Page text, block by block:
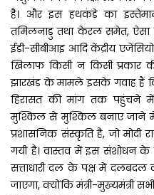
है। और इस हथकंडे का
तमिलनाडु तथा केरल समेत, ऐसा
ईडी-सीबीआइ आदि केंद्रीय
खिलाफ किसी न किसी प्रकार
झारखंड के मामले इसके गवाह हैं
हिरासत की मांग तक पहुंचने
मुश्किल से मुश्किल बनाए जाने
प्रशासनिक संस्कृति है, जो मोदी
गयी है। वास्तव में इस संशोधन के
सत्ताधारी दल के पक्ष में दलबदल
जाएगा, क्योंकि मंत्री-मुख्यमंत्री